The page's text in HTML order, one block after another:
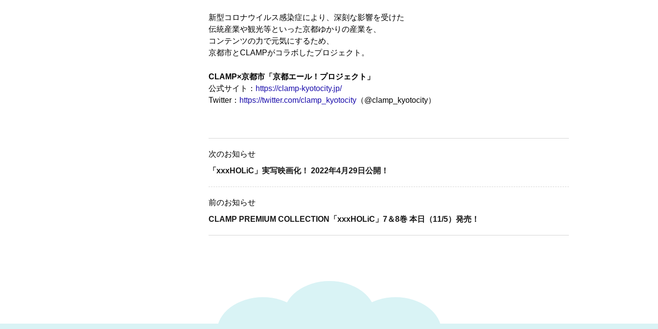
新型コロナウイルス感染症により、深刻な影響を受けた
伝統産業や観光等といった京都ゆかりの産業を、
コンテンツの力で元気にするため、
京都市とCLAMPがコラボしたプロジェクト。
CLAMP×京都市「京都エール！プロジェクト」
公式サイト： https://clamp-kyotocity.jp/
Twitter： https://twitter.com/clamp_kyotocity （@clamp_kyotocity）
次のお知らせ
「xxxHOLiC」実写映画化！ 2022年4月29日公開！
前のお知らせ
CLAMP PREMIUM COLLECTION「xxxHOLiC」7＆8巻 本日（11/5）発売！